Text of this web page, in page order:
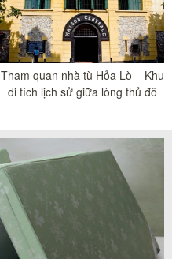
Tham quan nhà tù Hỏa Lò – Khu
di tích lịch sử giữa lòng thủ đô